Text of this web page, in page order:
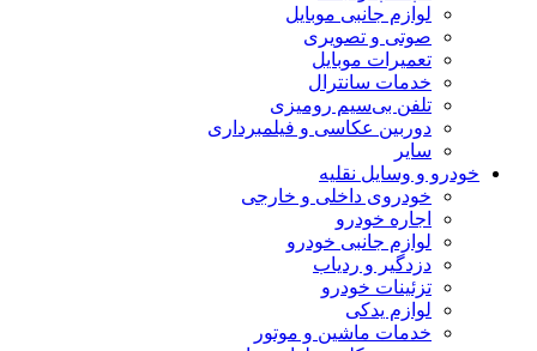
لوازم جانبی موبایل
صوتی و تصویری
تعمیرات موبایل
خدمات سانترال
تلفن بی‌سیم رومیزی
دوربین عکاسی و فیلمبرداری
سایر
خودرو و وسایل نقلیه
خودروی داخلی و خارجی
اجاره خودرو
لوازم جانبی خودرو
دزدگیر و ردیاب
تزئینات خودرو
لوازم یدکی
خدمات ماشین و موتور